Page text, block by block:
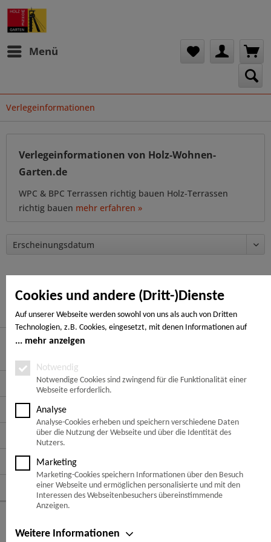
Cookies und andere (Dritt-)Dienste
Auf unserer Webseite werden sowohl von uns als auch von Dritten
Technologien, z.B. Cookies, eingesetzt, mit denen Informationen auf
Ihrem Endgerät gespeichert und/oder von Ihrem Endgerät abgerufen
Notwendige Cookies, Analyse-, Marketing- und Statistik-Cookies. Bei den
notwendigen Cookies handelt es sich um solche, die technisch notwendig
sind, um den von Ihnen gewünschten Dienst bereitzustellen, die übrigen
Cookies werden nur auf Grund einer von Ihnen erteilten Einwilligung
gesetzt. Die Einwilligung ist freiwillig. Personen, die das 16. Lebensjahr
noch nicht vollendet haben, benötigen die Zustimmung der
Sorgeberechtigten. Sie können Ihre Entscheidung jederzeit mit Wirkung
für die Zukunft widerrufen. Rufen Sie dazu lediglich den Cookie-Banner
erneut auf und ändern Sie Ihre Einstellungen entsprechend ab. Im
Rahmen Ihres Besuchs unserer Webseite können möglicherweise auch
noch andere Informationen wie bspw. Ihre IP-Adresse übermittelt und
verarbeitet werden, die speziell Ihren Besuch auf der Webseite
war, der von Ihnen genutzte Browser, etc.). Außerdem werden
mehr anzeigen
Notwendig
Notwendige Cookies sind zwingend für die Funktionalität einer
Webseite erforderlich.
Analyse
Analyse-Cookies erheben und speichern verschiedene Daten
über die Nutzung der Webseite und über die Identität des
Nutzers.
Marketing
Marketing-Cookies speichern Informationen über den Besuch
einer Webseite und ermöglichen personalisierte und mit den
Interessen des Webseitenbesuchers übereinstimmende
Anzeigen.
Weitere Informationen
Menü
Verlegeinformationen
Verlegeinformationen von Holz-Wohnen-
Garten.de
WPC & BPC Terrassen richtig bauen Holz-Terrassen
richtig bauen mehr erfahren »
Hier finden Sie uns
Service Hotline
Service
Informationen
Zahlungsarten
Folge uns auf: